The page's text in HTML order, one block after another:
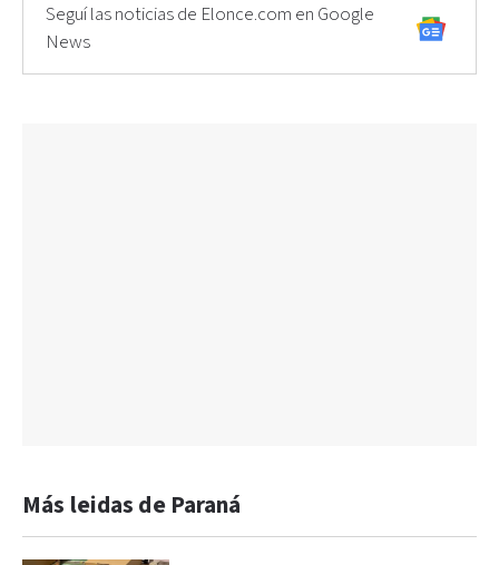
Seguí las noticias de Elonce.com en Google
News
Más leidas de Paraná